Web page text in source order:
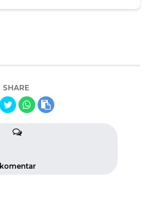
SHARE
komentar